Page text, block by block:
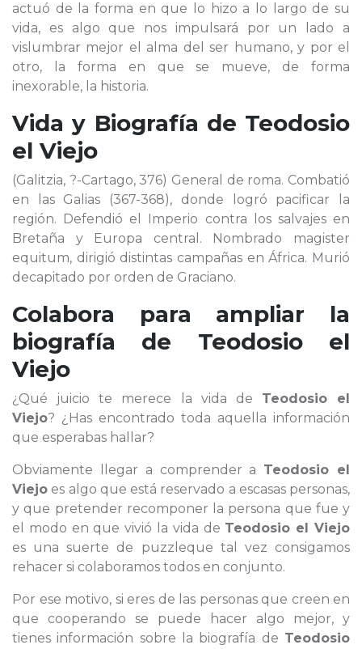
actuó de la forma en que lo hizo a lo largo de su
vida, es algo que nos impulsará por un lado a
vislumbrar mejor el alma del ser humano, y por el
otro, la forma en que se mueve, de forma
inexorable, la historia.
Vida y Biografía de Teodosio
el Viejo
(Galitzia, ?-Cartago, 376) General de roma. Combatió
en las Galias (367-368), donde logró pacificar la
región. Defendió el Imperio contra los salvajes en
Bretaña y Europa central. Nombrado magister
equitum, dirigió distintas campañas en África. Murió
decapitado por orden de Graciano.
Colabora para ampliar la
biografía de Teodosio el
Viejo
¿Qué juicio te merece la vida de Teodosio el
Viejo? ¿Has encontrado toda aquella información
que esperabas hallar?
Obviamente llegar a comprender a Teodosio el
Viejo es algo que está reservado a escasas personas,
y que pretender recomponer la persona que fue y
el modo en que vivió la vida de Teodosio el Viejo
es una suerte de puzzleque tal vez consigamos
rehacer si colaboramos todos en conjunto.
Por ese motivo, si eres de las personas que creen en
que cooperando se puede hacer algo mejor, y
tienes información sobre la biografía de Teodosio